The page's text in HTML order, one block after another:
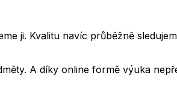
ji. Kvalitu navíc průběžně
A díky online formě výuka